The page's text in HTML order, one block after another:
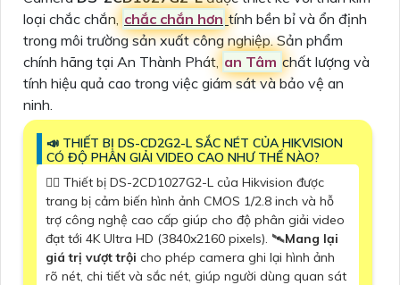
loại chắc chắn, chắc chắn hơn tính bền bỉ và ổn định
trong môi trường sản xuất công nghiệp. Sản phẩm
chính hãng tại An Thành Phát, an Tâm chất lượng và
tính hiệu quả cao trong việc giám sát và bảo vệ an
ninh.
📣 THIẾT BỊ DS-CD2G2-L SẮC NÉT CỦA HIKVISION
CÓ ĐỘ PHÂN GIẢI VIDEO CAO NHƯ THẾ NÀO?
🙆‍♀️ Thiết bị DS-2CD1027G2-L của Hikvision được
trang bị cảm biến hình ảnh CMOS 1/2.8 inch và hỗ
trợ công nghệ cao cấp giúp cho độ phân giải video
đạt tới 4K Ultra HD (3840x2160 pixels). 🛰Mang lại
giá trị vượt trội cho phép camera ghi lại hình ảnh
rõ nét, chi tiết và sắc nét, giúp người dùng quan sát